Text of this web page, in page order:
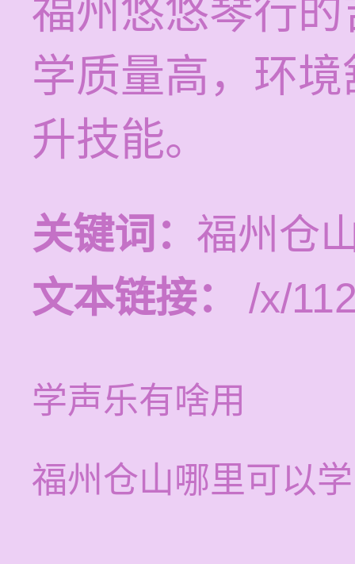
福州悠悠琴行
学质量高，环
升技能。
关键词： 福州仓
文本链接：
/x/
学声乐有啥用
福州仓山哪里可以